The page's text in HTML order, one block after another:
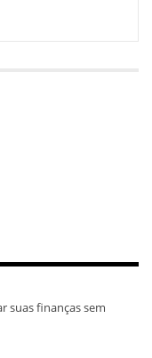
suas finanças sem